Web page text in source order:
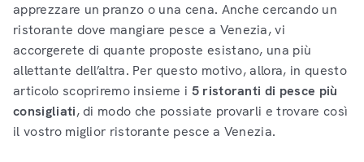
apprezzare un pranzo o una cena. Anche cercando un
ristorante dove mangiare pesce a Venezia, vi
accorgerete di quante proposte esistano, una più
allettante dell’altra. Per questo motivo, allora, in questo
articolo scopriremo insieme i 5 ristoranti di pesce più
consigliati, di modo che possiate provarli e trovare così
il vostro miglior ristorante pesce a Venezia.